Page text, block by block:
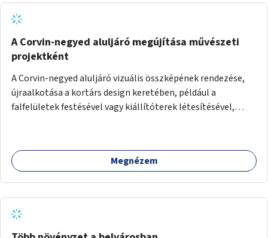
A Corvin-negyed aluljáró megújítása művészeti
projektként
A Corvin-negyed aluljáró vizuális összképének rendezése,
újraalkotása a kortárs design keretében, például a
falfelületek festésével vagy kiállítóterek létesítésével,
bemutatkozásra, szélesebb körben való ismertségre.
Megnézem